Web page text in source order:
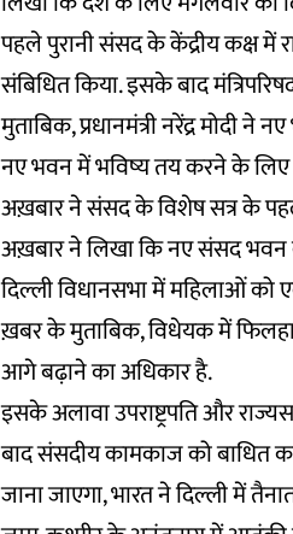
पहले पुरानी संसद के केंद्रीय कक्ष में
संबिधित किया. इसके बाद
मुताबिक, प्रधानमंत्री नरेंद्र
नए भवन में भविष्य तय करने के
अख़बार ने संसद के विशेष सत्र के
अख़बार ने लिखा कि नए संसद भवन
दिल्ली विधानसभा में महिलाओं को
ख़बर के मुताबिक, विधेयक में
आगे बढ़ाने का अधिकार है.
इसके अलावा उपराष्ट्रपति और
बाद संसदीय कामकाज को बाधित
जाना जाएगा, भारत ने दिल्ली में